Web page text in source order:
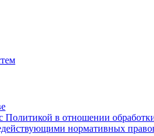
Политикой в отношении
нормативных